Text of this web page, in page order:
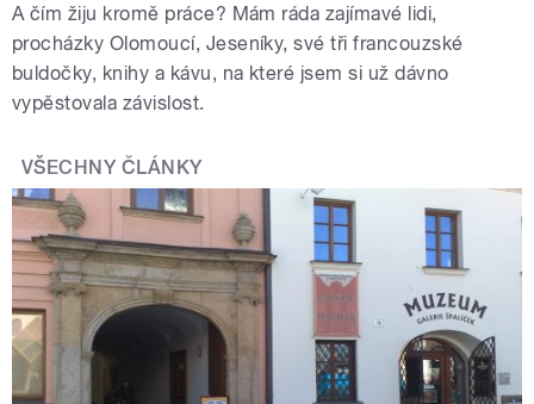
A čím žiju kromě práce? Mám ráda zajímavé lidi,
procházky Olomoucí, Jeseníky, své tři francouzské
buldočky, knihy a kávu, na které jsem si už dávno
vypěstovala závislost.
VŠECHNY ČLÁNKY